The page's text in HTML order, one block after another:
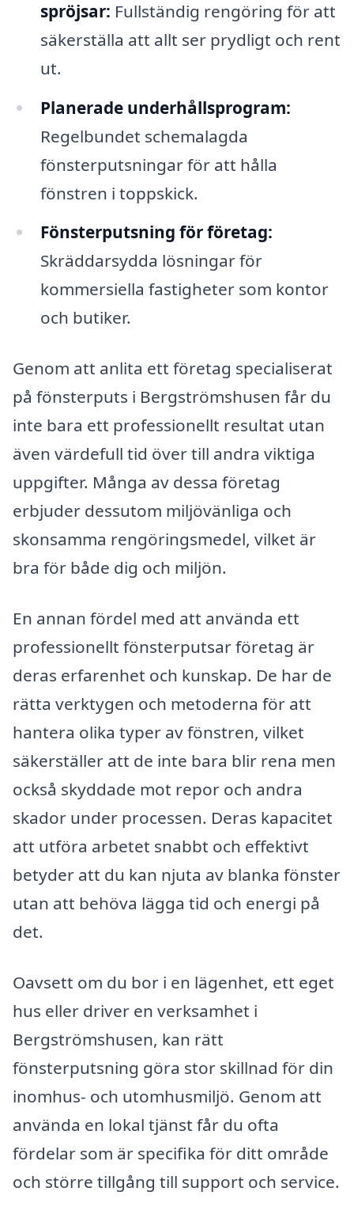
spröjsar: Fullständig rengöring för att
säkerställa att allt ser prydligt och rent
ut.
Planerade underhållsprogram:
Regelbundet schemalagda
fönsterputsningar för att hålla
fönstren i toppskick.
Fönsterputsning för företag:
Skräddarsydda lösningar för
kommersiella fastigheter som kontor
och butiker.
Genom att anlita ett företag specialiserat
på fönsterputs i Bergströmshusen får du
inte bara ett professionellt resultat utan
även värdefull tid över till andra viktiga
uppgifter. Många av dessa företag
erbjuder dessutom miljövänliga och
skonsamma rengöringsmedel, vilket är
bra för både dig och miljön.
En annan fördel med att använda ett
professionellt fönsterputsar företag är
deras erfarenhet och kunskap. De har de
rätta verktygen och metoderna för att
hantera olika typer av fönstren, vilket
säkerställer att de inte bara blir rena men
också skyddade mot repor och andra
skador under processen. Deras kapacitet
att utföra arbetet snabbt och effektivt
betyder att du kan njuta av blanka fönster
utan att behöva lägga tid och energi på
det.
Oavsett om du bor i en lägenhet, ett eget
hus eller driver en verksamhet i
Bergströmshusen, kan rätt
fönsterputsning göra stor skillnad för din
inomhus- och utomhusmiljö. Genom att
använda en lokal tjänst får du ofta
fördelar som är specifika för ditt område
och större tillgång till support och service.